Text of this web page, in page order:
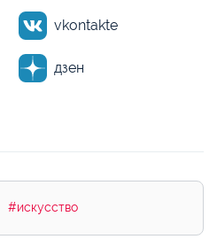
vkontakte
дзен
#искусство